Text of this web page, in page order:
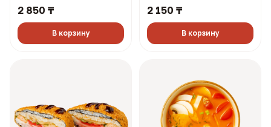
гр, 660 ккал)
2 850 ₸
В корзину
гр, 773 ккал)
2 150 ₸
В корзину